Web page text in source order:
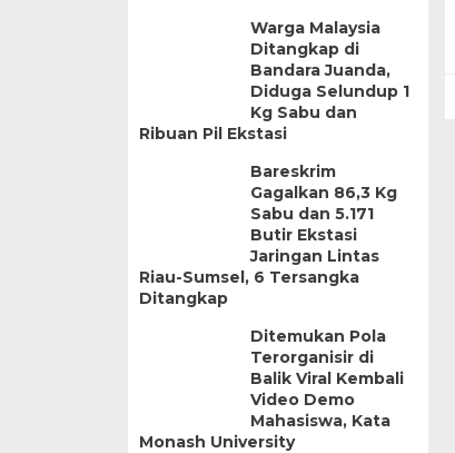
Warga Malaysia
Ditangkap di
Bandara Juanda,
Diduga Selundup 1
Kg Sabu dan
Ribuan Pil Ekstasi
Bareskrim
Gagalkan 86,3 Kg
Sabu dan 5.171
Butir Ekstasi
Jaringan Lintas
Riau-Sumsel, 6 Tersangka
Ditangkap
Ditemukan Pola
Terorganisir di
Balik Viral Kembali
Video Demo
Mahasiswa, Kata
Monash University